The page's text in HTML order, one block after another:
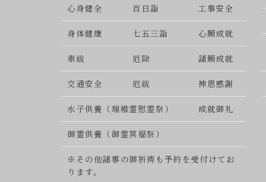
心身健全 百日詣 工事安全
身体健康 七五三詣 心願成就
車祓 厄除 諸願成就
交通安全 厄祓 神恩感謝
水子供養（瑞稚霊慰霊祭） 成就御礼
御霊供養（御霊冥福祭）
※その他諸事の御祈祷も予約を受付けてお
ります。